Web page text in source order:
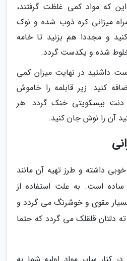
که مواد کمی غلظت گرفتند،
میزانی کره ذوب شده و نوک
و مجددا هم بزنید تا خامه
شده و یکدست گردد.
داشتید در نهایت میزان کمی
کنید. زیر قابلمه را خاموش
دنت بیسکویتی خنک گردد. هر
آن را نوش جان کنید.
داشته و طرز تهیه آن مانند
است. به علت استفاده از
مقوی و خوشرنگ می گردد و
دلتان قلقلک می گردد که حتما